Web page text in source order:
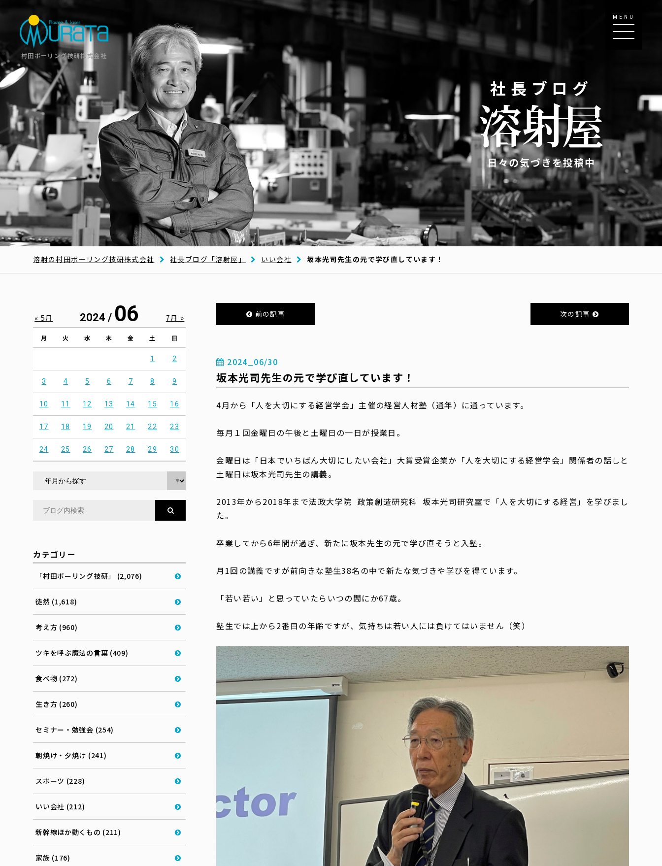
村田ボーリング技研株式会社
MENU
社長ブログ
日々の気づきを投稿中
溶射の村田ボーリング技研株式会社 社長ブログ「溶射屋」 いい会社 坂本光司先生の元で学び直しています！
前の記事 次の記事
2024_06/30
坂本光司先生の元で学び直しています！
4月から「人を大切にする経営学会」主催の経営人材塾（通年）に通っています。
毎月１回金曜日の午後と土曜日の一日が授業日。
金曜日は「日本でいちばん大切にしたい会社」大賞受賞企業か「人を大切にする経営学会」関係者の話しと
土曜日は坂本光司先生の講義。
2013年から2018年まで法政大学院 政策創造研究科 坂本光司研究室で「人を大切にする経営」を学びまし
た。
卒業してから6年間が過ぎ、新たに坂本先生の元で学び直そうと入塾。
月1回の講義ですが前向きな塾生38名の中で新たな気づきや学びを得ています。
「若い若い」と思っていたらいつの間にか67歳。
塾生では上から2番目の年齢ですが、気持ちは若い人には負けてはいません（笑）
2024 / 06
月 火 水 木 金 土 日
1 2
3 4 5 6 7 8 9
10 11 12 13 14 15 16
17 18 19 20 21 22 23
24 25 26 27 28 29 30
« 5月 7月 »
カテゴリー
「村田ボーリング技研」 (2,076)
徒然 (1,618)
考え方 (960)
ツキを呼ぶ魔法の言葉 (409)
食べ物 (272)
生き方 (260)
セミナー・勉強会 (254)
朝焼け・夕焼け (241)
スポーツ (228)
いい会社 (212)
新幹線ほか動くもの (211)
家族 (176)